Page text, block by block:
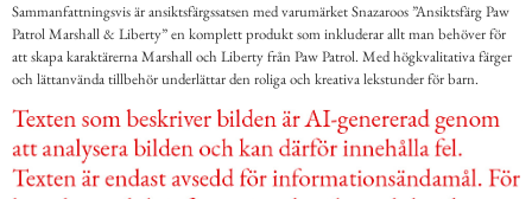
Sammanfattningsvis är ansiktsfärgssatsen med varumärket Snazaroos ”Ansiktsfärg Paw
Patrol Marshall & Liberty” en komplett produkt som inkluderar allt man behöver för
att skapa karaktärerna Marshall och Liberty från Paw Patrol. Med högkvalitativa färger
och lättanvända tillbehör underlättar den roliga och kreativa lekstunder för barn.